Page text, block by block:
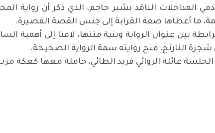
المداخلات الناقد بشير حاجم، الذي ذكر أن رواية
ما أعطاها صفة القرابة إلى جنس القصة القصيرة.
بين عنوان الرواية وبنية متنها، لافتا إلى أهمية
النارنج، منح روايته سمة الرواية الصحيحة.
عائلة الروائي فريد الطائي، حاملة معها كعكة
في "منتدى أعلام الأدب" : صلاح خالص.. الإنسان والمناضل والأكاديمي